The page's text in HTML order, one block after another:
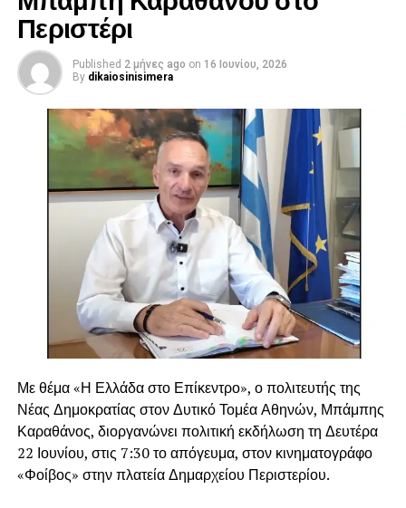
Ο κ. Καραθάνος στάθηκε επίσης στον ψηφιακό
Περιστέρι
Published 2 μήνες ago on 16 Ιουνίου, 2026
By dikaiosinisimera
Με θέμα «Η Ελλάδα στο Επίκεντρο», ο πολιτευτής της
Νέας Δημοκρατίας στον Δυτικό Τομέα Αθηνών, Μπάμπης
Καραθάνος, διοργανώνει πολιτική εκδήλωση τη Δευτέρα
22 Ιουνίου, στις 7:30 το απόγευμα, στον κινηματογράφο
«Φοίβος» στην πλατεία Δημαρχείου Περιστερίου.